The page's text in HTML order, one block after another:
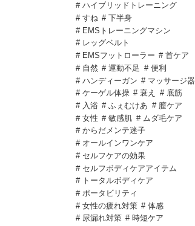
# ハイブリッドトレーニング
# すね # 下半身
# EMSトレーニングマシン
# レッグベルト
# EMSフットローラー # 首ケア
# 自然 # 運動不足 # 便利
# ハンディーガン # マッサージ器
# ケーゲル体操 # 衰え
# 底筋
# 入浴 # ふぇむけあ # 膣ケア
# 女性 # 敏感肌 # ムダ毛ケア
# からだメンテ迷子
# オールインワンケア
# セルフケアの効果
# セルフボディケアアイテム
# トータルボディケア
# ポータビリティ
# 女性の疲れ対策 # 体感
# 尿漏れ対策 # 時短ケア